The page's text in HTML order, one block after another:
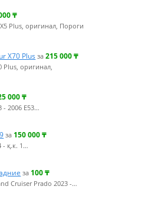
₸
Plus, оригинал, Пороги
X70 Plus за215 000₸
Plus, оригинал,
000₸
- 2006 E53…
за 150 000₸
- қ.к. 1…
за 100₸
Cruiser Prado 2023 -…